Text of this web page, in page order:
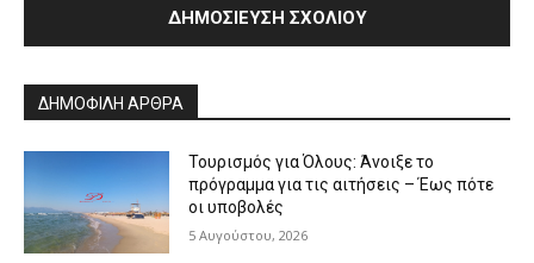
ΔΗΜΟΦΙΛΗ ΑΡΘΡΑ
Τουρισμός για Όλους: Άνοιξε το
πρόγραμμα για τις αιτήσεις – Έως πότε
οι υποβολές
5 Αυγούστου, 2026